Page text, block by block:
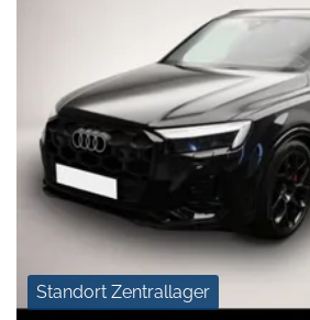
Standort Zentrallager